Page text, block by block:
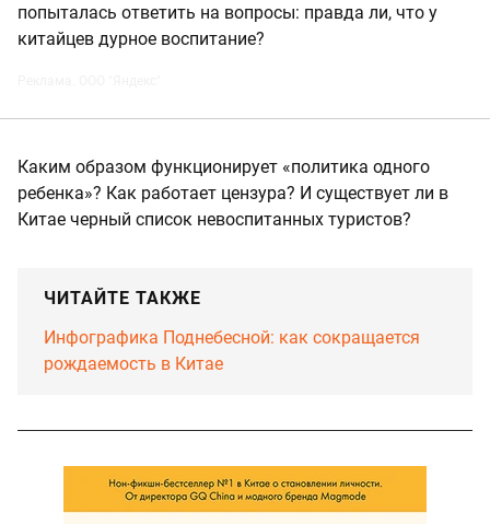
попыталась ответить на вопросы: правда ли, что у
китайцев дурное воспитание?
Каким образом функционирует «политика одного
ребенка»? Как работает цензура? И существует ли в
Китае черный список невоспитанных туристов?
ЧИТАЙТЕ ТАКЖЕ
Инфографика Поднебесной: как сокращается
рождаемость в Китае